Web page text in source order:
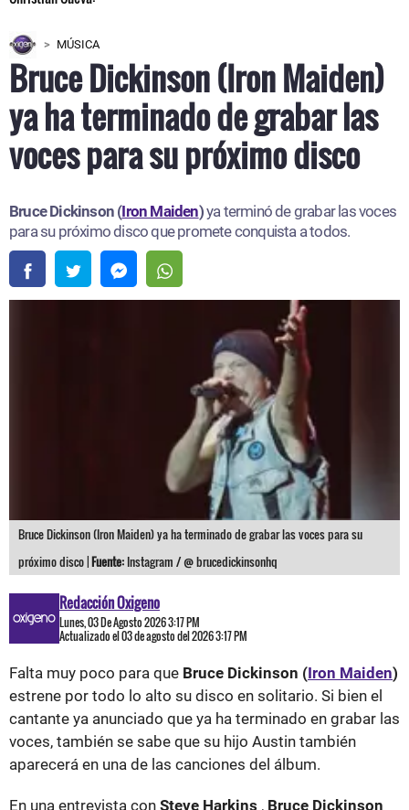
MÚSICA
Bruce Dickinson (Iron Maiden)
ya ha terminado de grabar las
voces para su próximo disco
Bruce Dickinson (Iron Maiden)ya terminó de grabar las voces
para su próximo disco que promete conquista a todos.
Bruce Dickinson (Iron Maiden) ya ha terminado de grabar las voces para su
próximo disco |Fuente: Instagram / @ brucedickinsonhq
Redacción Oxigeno
Lunes, 03 De Agosto 2026 3:17 PM
Actualizado el 03 de agosto del 2026 3:17 PM
Falta muy poco para que Bruce Dickinson (Iron Maiden)
estrene por todo lo alto su disco en solitario. Si bien el
cantante ya anunciado que ya ha terminado en grabar las
voces, también se sabe que su hijo Austin también
aparecerá en una de las canciones del álbum.
En una entrevista con Steve Harkins , Bruce Dickinson